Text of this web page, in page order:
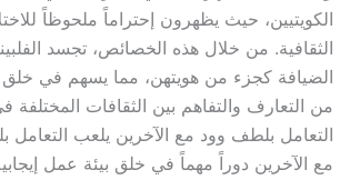
الكويتيين، حيث يظهرون إحتراماً ملحوظاً
الثقافية. من خلال هذه الخصائص، تجسد
الضيافة كجزء من هويتهن، مما يسهم في خلق
من التعارف والتفاهم بين الثقافات المختلفة
التعامل بلطف وود مع الآخرين يلعب التعامل
مع الآخرين دوراً مهماً في خلق بيئة عمل